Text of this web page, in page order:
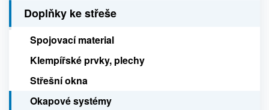
Doplňky ke střeše
Spojovací material
Klempířské prvky, plechy
Střešní okna
Okapové systémy